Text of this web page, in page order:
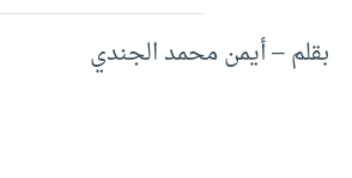
بقلم – أيمن محمد الجندي